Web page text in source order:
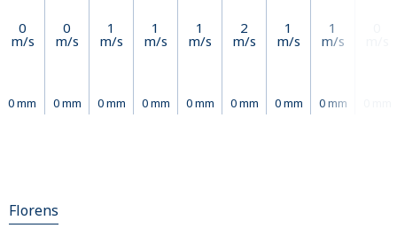
0
m/s
0 mm
0
m/s
0 mm
1
m/s
0 mm
1
m/s
0 mm
1
m/s
0 mm
2
m/s
0 mm
1
m/s
0 mm
1
m/s
0 mm
Florens